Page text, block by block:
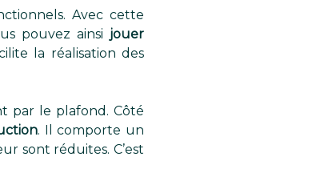
Avec cette
pouvez ainsi jouer
la réalisation des
par le plafond. Côté
. Il comporte un
sont réduites. C’est